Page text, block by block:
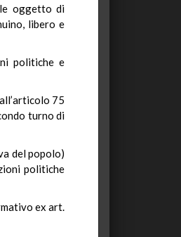
oggetto di
libero e
politiche e
75
turno di
del popolo)
politiche
ex art.